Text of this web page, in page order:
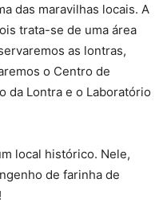
das maravilhas locais. A
trata-se de uma área
as lontras,
o Centro de
da Lontra e o Laboratório
local histórico. Nele,
de farinha de